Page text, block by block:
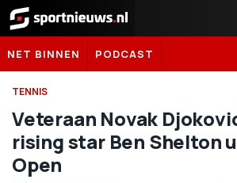
Sportnieuws.nl
NET BINNEN PODCAST
TENNIS
Veteraan Novak
rising star Ben Shelton
Open